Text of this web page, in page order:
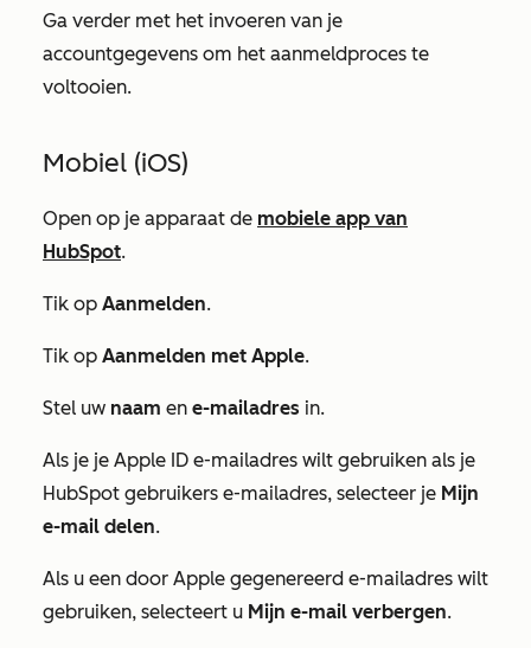
Ga verder met het invoeren van je
accountgegevens om het aanmeldproces te
voltooien.
Mobiel (iOS)
Open op je apparaat de mobiele app van
HubSpot.
Tik op Aanmelden.
Tik op Aanmelden met Apple.
Stel uw naam en e-mailadres in.
Als je je Apple ID e-mailadres wilt gebruiken als je
HubSpot gebruikers e-mailadres, selecteer je Mijn
e-mail delen.
Als u een door Apple gegenereerd e-mailadres wilt
gebruiken, selecteert u Mijn e-mail verbergen.